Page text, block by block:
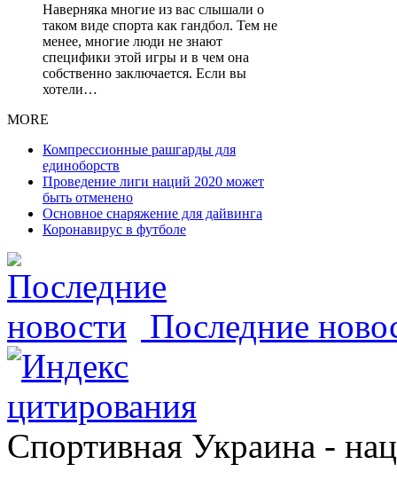
Наверняка многие из вас слышали о
таком виде спорта как гандбол. Тем не
менее, многие люди не знают
специфики этой игры и в чем она
собственно заключается. Если вы
хотели…
MORE
Компрессионные рашгарды для
единоборств
Проведение лиги наций 2020 может
быть отменено
Основное снаряжение для дайвинга
Коронавирус в футболе
Последние
Спортивная Украина -